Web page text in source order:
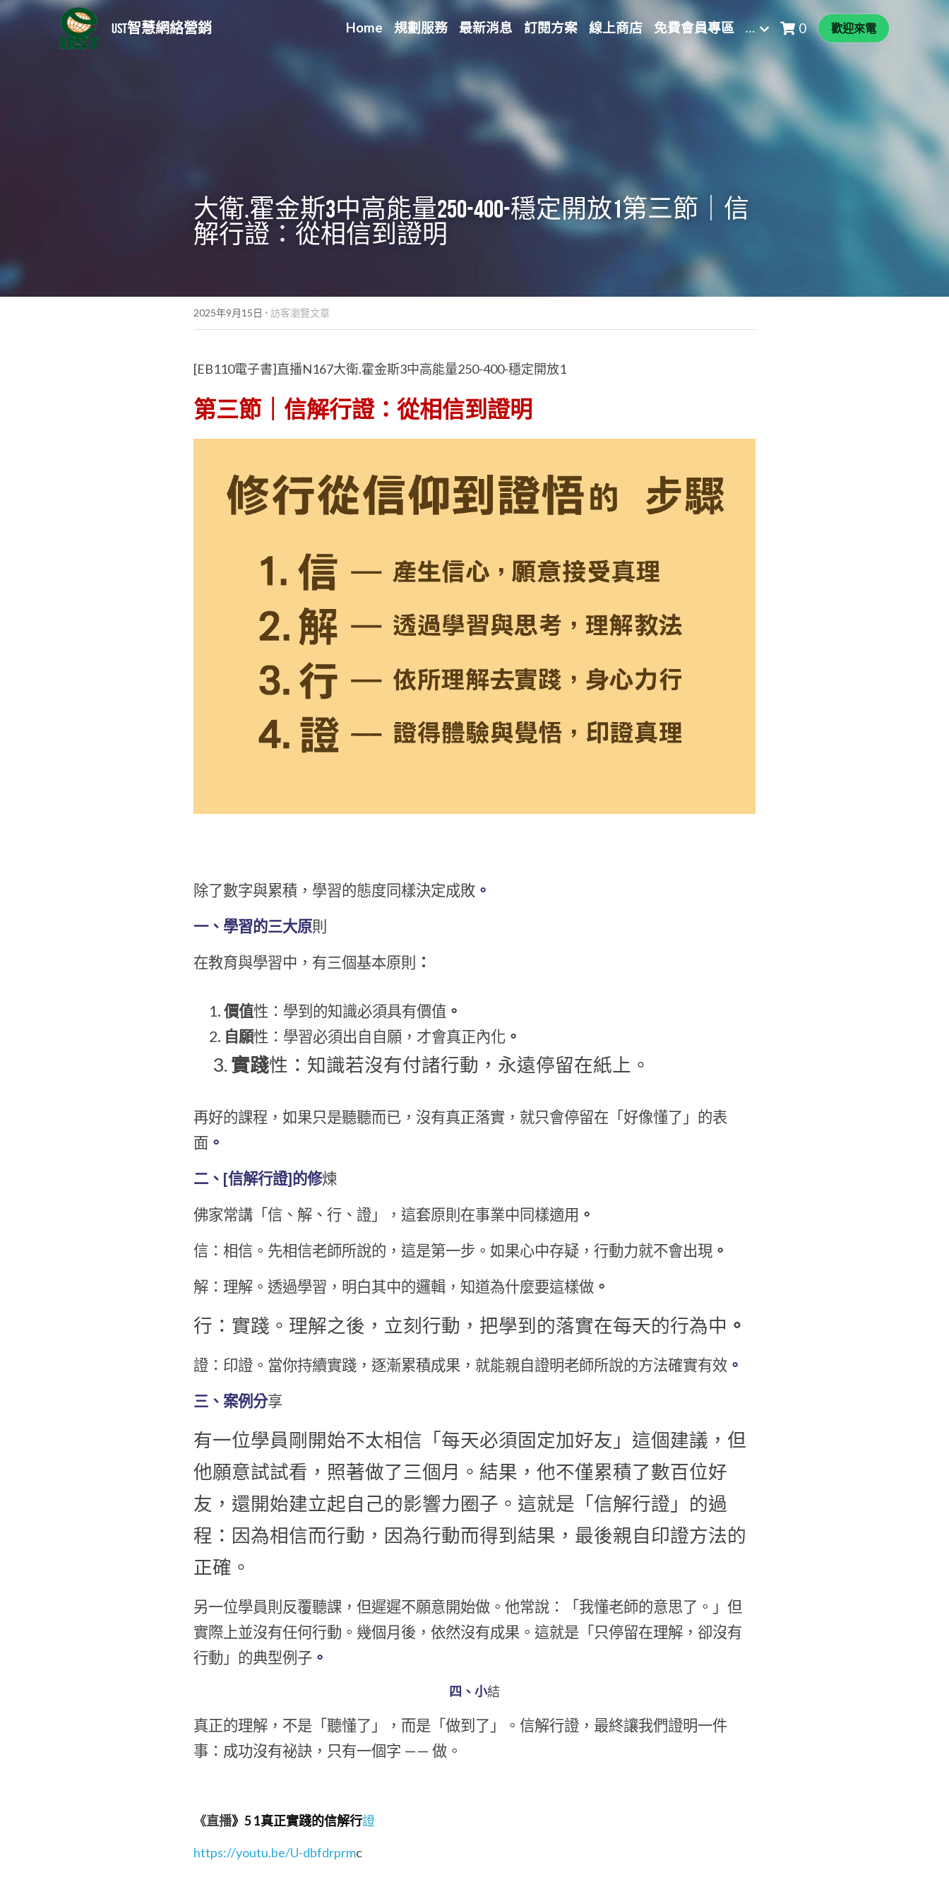
UST智慧網絡營銷 Home 規劃服務 最新消息 訂閱方案 線上商店 免費會員專區 … 0 歡迎來電
大衛.霍金斯3中高能量250-400-穩定開放1第三節｜信
解行證：從相信到證明
2025年9月15日 · 訪客瀏覽文章
[EB110電子書]直播N167大衛.霍金斯3中高能量250-400-穩定開放1
第三節｜信解行證：從相信到證明
除了數字與累積，學習的態度同樣決定成敗 。
一、學習的三大原則
在教育與學習中，有三個基本原則 ：
價值性：學到的知識必須具有價值 。
自願性：學習必須出自自願，才會真正內化。
實踐性：知識若沒有付諸行動，永遠停留在紙上。
再好的課程，如果只是聽聽而已，沒有真正落實，就只會停留在「好像懂了」的表
面 。
二、[信解行證]的修煉
佛家常講「信、解、行、證」，這套原則在事業中同樣適用 。
信：相信。先相信老師所說的，這是第一步。如果心中存疑，行動力就不會出現 。
解：理解。透過學習，明白其中的邏輯，知道為什麼要這樣做 。
行：實踐。理解之後，立刻行動，把學到的落實在每天的行為中 。
證：印證。當你持續實踐，逐漸累積成果，就能親自證明老師所說的方法確實有效 。
三、案例分享
有一位學員剛開始不太相信「每天必須固定加好友」這個建議，但
他願意試試看，照著做了三個月。結果，他不僅累積了數百位好
友，還開始建立起自己的影響力圈子。這就是「信解行證」的過
程：因為相信而行動，因為行動而得到結果，最後親自印證方法的
正確。
另一位學員則反覆聽課，但遲遲不願意開始做。他常說：「我懂老師的意思了。」但
實際上並沒有任何行動。幾個月後，依然沒有成果。這就是「只停留在理解，卻沒有
行動」的典型例子 。
四、小結
真正的理解，不是「聽懂了」，而是「做到了」。信解行證，最終讓我們證明一件
事：成功沒有祕訣，只有一個字 —— 做。
《直播》5 1真正實踐的信解行證
https://youtu.be/U-dbfdrprmc